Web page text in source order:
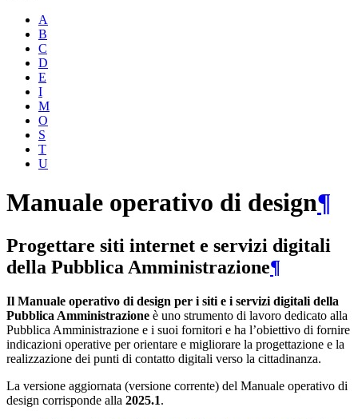
A
B
C
D
E
I
M
O
S
T
U
Manuale operativo di design¶
Progettare siti internet e servizi digitali
della Pubblica Amministrazione¶
Il Manuale operativo di design per i siti e i servizi digitali della
Pubblica Amministrazione è uno strumento di lavoro dedicato alla
Pubblica Amministrazione e i suoi fornitori e ha l’obiettivo di fornire
indicazioni operative per orientare e migliorare la progettazione e la
realizzazione dei punti di contatto digitali verso la cittadinanza.
La versione aggiornata (versione corrente) del Manuale operativo di
design corrisponde alla 2025.1.